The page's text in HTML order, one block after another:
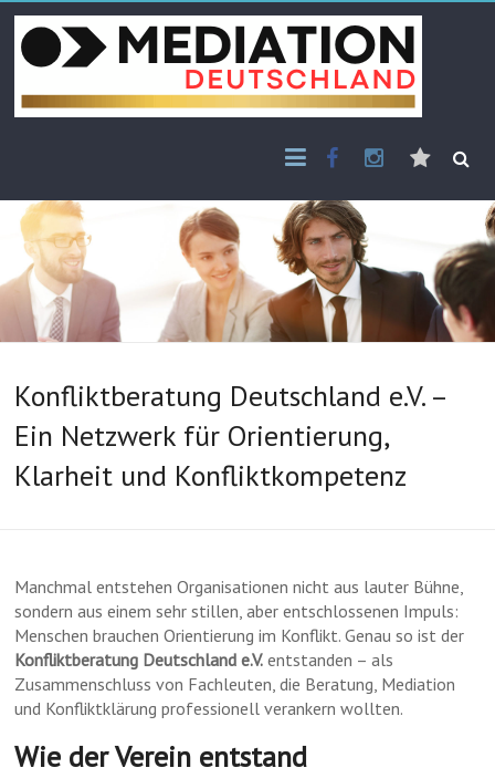
Skip
content
Mail
Konfliktberatung Deutschland e.V. –
Ein Netzwerk für Orientierung,
Klarheit und Konfliktkompetenz
Manchmal entstehen Organisationen nicht aus lauter Bühne,
sondern aus einem sehr stillen, aber entschlossenen Impuls:
Menschen brauchen Orientierung im Konflikt. Genau so ist der
Konfliktberatung Deutschland e.V. entstanden – als
Zusammenschluss von Fachleuten, die Beratung, Mediation
und Konfliktklärung professionell verankern wollten.
Wie der Verein entstand